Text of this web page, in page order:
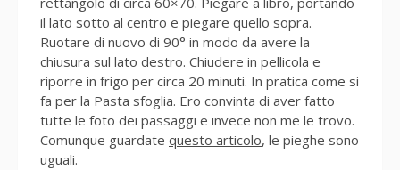
il lato sotto al centro e piegare quello sopra.
Ruotare di nuovo di 90° in modo da avere la
chiusura sul lato destro. Chiudere in pellicola e
riporre in frigo per circa 20 minuti. In pratica come si
fa per la Pasta sfoglia. Ero convinta di aver fatto
tutte le foto dei passaggi e invece non me le trovo.
Comunque guardate questo articolo, le pieghe sono
uguali.